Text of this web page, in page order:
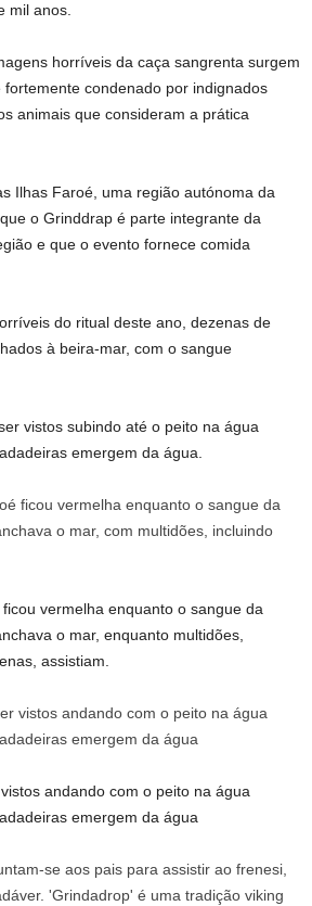
mil anos.
horríveis da caça sangrenta surgem
fortemente condenado por indignados
animais que consideram a prática
Ilhas Faroé, uma região autónoma da
o Grinddrap é parte integrante da
e que o evento fornece comida
do ritual deste ano, dezenas de
à beira-mar, com o sangue
vistos subindo até o peito na água
emergem da água.
vermelha enquanto o sangue da
o mar, enquanto multidões,
assistiam.
andando com o peito na água
emergem da água